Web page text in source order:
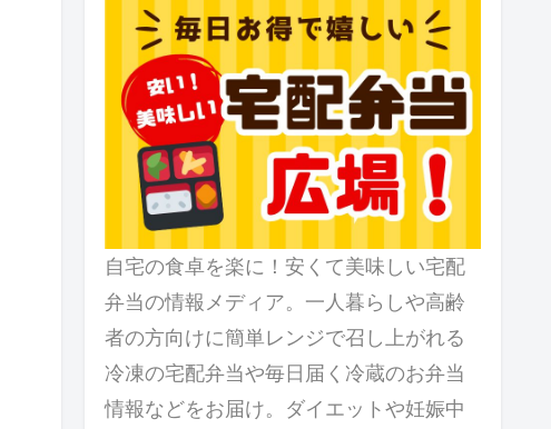
自宅の食卓を楽に！安くて美味しい宅配
弁当の情報メディア。一人暮らしや高齢
者の方向けに簡単レンジで召し上がれる
冷凍の宅配弁当や毎日届く冷蔵のお弁当
情報などをお届け。ダイエットや妊娠中